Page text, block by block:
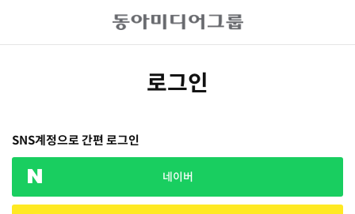
로그인
SNS계정으로 간편 로그인
네이버